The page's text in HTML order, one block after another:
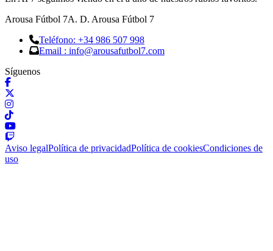
Arousa Fútbol 7A. D. Arousa Fútbol 7
Teléfono: +34 986 507 998
Email : info@arousafutbol7.com
Síguenos
Aviso legalPolítica de privacidadPolítica de cookiesCondiciones de
uso